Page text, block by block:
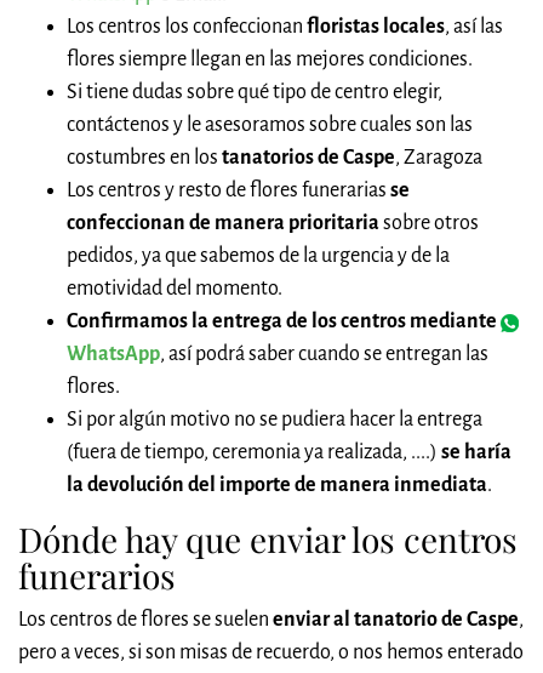
Los centros los confeccionan floristas locales, así las
flores siempre llegan en las mejores condiciones.
Si tiene dudas sobre qué tipo de centro elegir,
contáctenos y le asesoramos sobre cuales son las
costumbres en los tanatorios de Caspe, Zaragoza
Los centros y resto de flores funerarias se
confeccionan de manera prioritariasobre otros
pedidos, ya que sabemos de la urgencia y de la
emotividad del momento.
Confirmamos la entrega de los centros mediante
WhatsApp, así podrá saber cuando se entregan las
flores.
Si por algún motivo no se pudiera hacer la entrega
(fuera de tiempo, ceremonia ya realizada, ....) se haría
la devolución del importe de manera inmediata.
Dónde hay que enviar los centros
funerarios
Los centros de flores se suelen enviar al tanatorio de Caspe,
pero a veces, si son misas de recuerdo, o nos hemos enterado